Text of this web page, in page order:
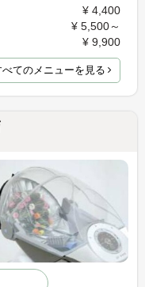
¥ 4,400
¥ 5,500～
¥ 9,900
べてのメニューを見る